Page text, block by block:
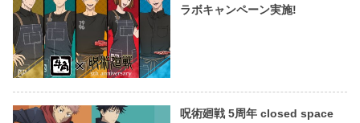
ラボキャンペーン実施!
呪術廻戦 5周年 closed space